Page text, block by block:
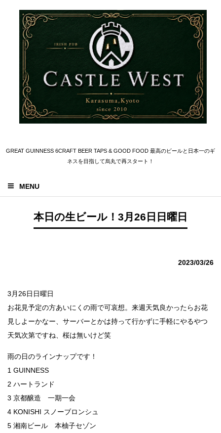
GREAT GUINNESS 6CRAFT BEER TAPS & GOOD FOOD 最高のビールと日本一のギ
ネスを目指して烏丸で再スタート！
MENU
本日の生ビール！3月26日日曜日
2023/03/26
3月26日日曜日
お花見予定の方あいにくの雨で可哀想。来週天気良かったらお花
見しよーかなー、サーバーとかは持って行かずに手軽にやるやつ
天気次第ですね、桜は無いけど笑
雨の日のラインナップです！
1 GUINNESS
2 ハートランド
3 京都醸造 一期一会
4 KONISHI スノーブロンシュ
5 湘南ビール 本柚子セゾン